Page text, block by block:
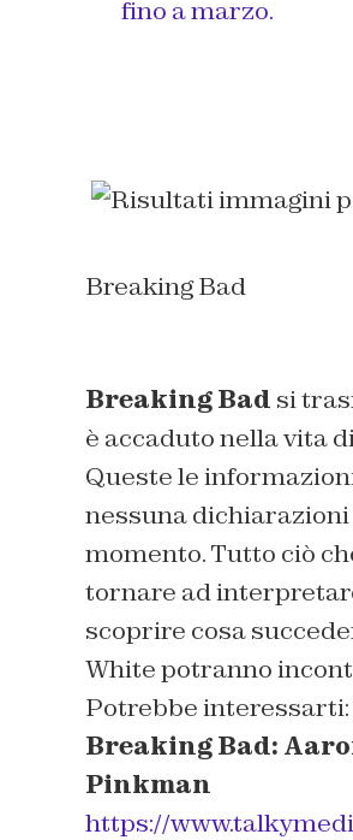
fino a marzo.
Breaking Bad
Breaking Bad si
è accaduto nella vita
Queste le
nessuna
momento. Tutto ciò
tornare ad
scoprire cosa
White potranno
Potrebbe interessarti:
Breaking Bad:
Pinkman
https://